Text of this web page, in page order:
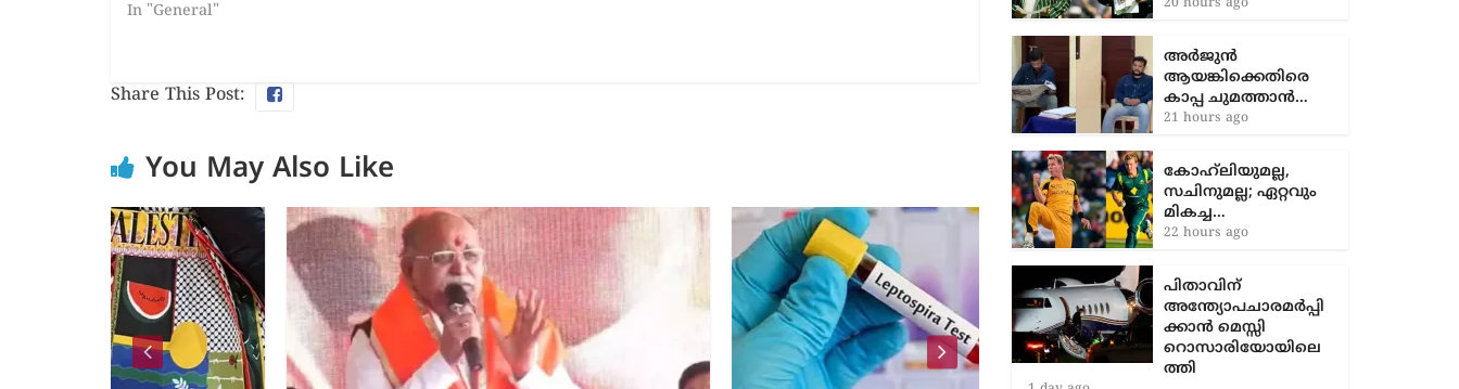
In "General"
Share This Post:
You May Also Like
ഞാനായിരുന്നു മാച്ച്
റഫറിയെങ്കിൽ…
20 hours ago
ആയങ്കിക്കെതിരെ
കാപ്പ ചുമത്താൻ…
21 hours ago
സചിനുമല്ല; ഏറ്റവും
മികച്ച…
22 hours ago
പിതാവിന്